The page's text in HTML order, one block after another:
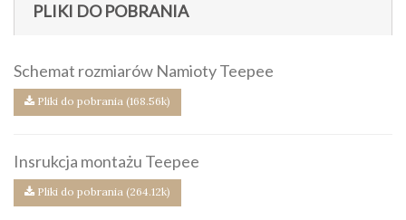
PLIKI DO POBRANIA
Schemat rozmiarów Namioty Teepee
Pliki do pobrania (168.56k)
Insrukcja montażu Teepee
Pliki do pobrania (264.12k)